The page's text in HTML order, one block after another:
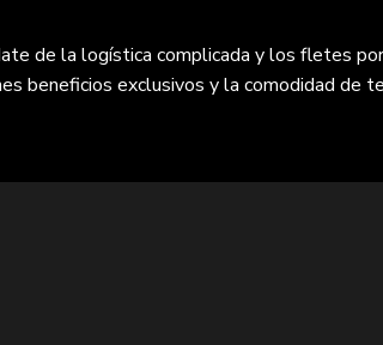
de la logística complicada y los fletes
beneficios exclusivos y la comodidad de